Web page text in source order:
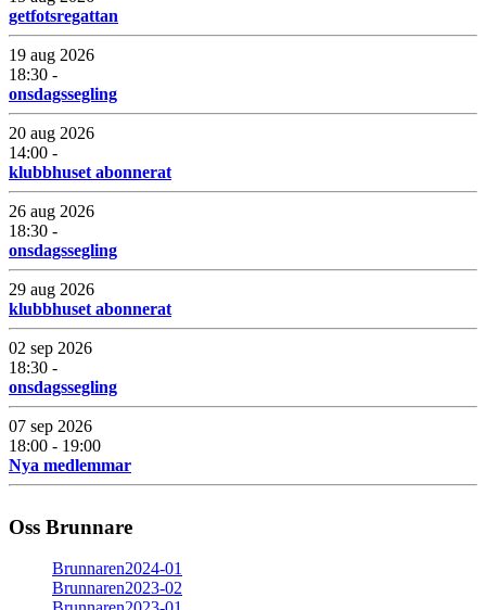
getfotsregattan
19 aug 2026
18:30 -
onsdagssegling
20 aug 2026
14:00 -
klubbhuset abonnerat
26 aug 2026
18:30 -
onsdagssegling
29 aug 2026
klubbhuset abonnerat
02 sep 2026
18:30 -
onsdagssegling
07 sep 2026
18:00 - 19:00
Nya medlemmar
Oss Brunnare
Brunnaren2024-01
Brunnaren2023-02